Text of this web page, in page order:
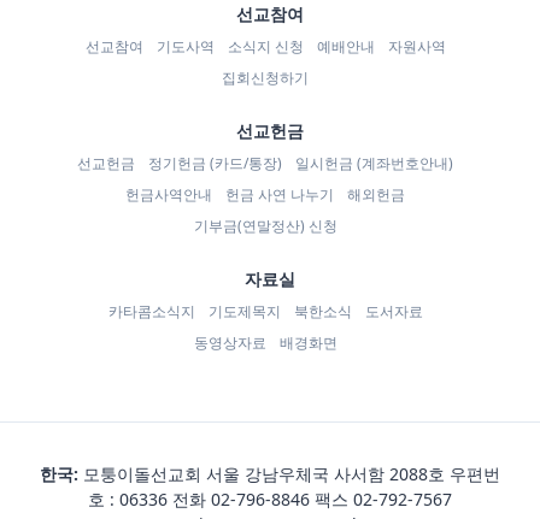
선교참여
선교참여 기도사역 소식지 신청 예배안내
자원사역
집회신청하기
선교헌금
선교헌금 정기헌금 (카드/통장)
일시헌금 (계좌번호안내)
헌금사역안내
헌금 사연 나누기
해외헌금
기부금(연말정산) 신청
자료실
카타콤소식지 기도제목지 북한소식
도서자료
동영상자료
배경화면
한국: 모퉁이돌선교회 서울 강남우체국 사서함 2088호 우편번
호 : 06336 전화 02-796-8846 팩스 02-792-7567